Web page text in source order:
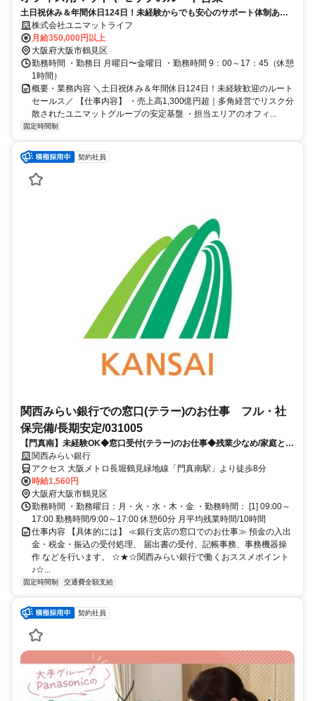
土日祝休み＆年間休日124日！未経験からでも安心のサポート体制あ
り！大手企業の安定基盤のもとで働くルート営業！
株式会社ユニマットライフ
月給350,000円以上
大阪府大阪市鶴見区
勤務時間 ・勤務日 月曜日〜金曜日 ・勤務時間 9：00～17：45（休憩
1時間）
概要・業務内容 ＼土日祝休み＆年間休日124日！未経験歓迎のルート
セールス／ 【仕事内容】 ・売上高1,300億円超｜多角経営でリスク分
散されたユニマットグループの安定基盤 ・担当エリアのオフィ...
固定時間制
契約社員
関西みらい銀行での窓口(テラー)のお仕事 フル・社
保完備/長期安定/031005
【門真南】未経験OK◆窓口受付(テラー)のお仕事◆残業少なめ/家庭と両
立/社保完備/長期安定
関西みらい銀行
アクセス 大阪メトロ長堀鶴見緑地線「門真南駅」より徒歩8分
時給1,560円
大阪府大阪市鶴見区
勤務時間 ・勤務曜日：月・火・水・木・金 ・勤務時間： [1] 09:00～
17:00 勤務時間/9:00～17:00 休憩60分 月平均残業時間/10時間
仕事内容 【具体的には】 ≪銀行支店の窓口でのお仕事≫ 預金の入出
金・税金・振込の受付処理、 届出書の受付、記帳事務、事務機器操
作 などを行います。 ☆★☆関西みらい銀行で働くおススメポイント
♪☆...
固定時間制 交通費全額支給
契約社員